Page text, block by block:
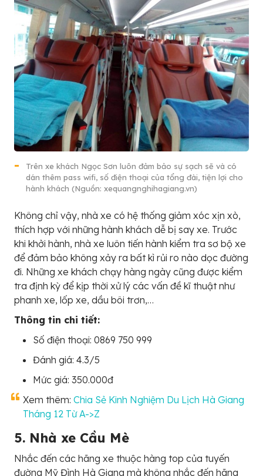
Trên xe khách Ngọc Sơn luôn đảm bảo sự sạch sẽ và có
dán thêm pass wifi, số điện thoại của tổng đài, tiện lợi cho
hành khách (Nguồn: xequangnghihagiang.vn)
Không chỉ vậy, nhà xe có hệ thống giảm xóc xịn xò,
thích hợp với những hành khách dễ bị say xe. Trước
khi khởi hành, nhà xe luôn tiến hành kiểm tra sơ bộ xe
để đảm bảo không xảy ra bất kì rủi ro nào dọc đường
đi. Những xe khách chạy hàng ngày cũng được kiểm
tra định kỳ để kịp thời xử lý các vấn đề kĩ thuật như
phanh xe, lốp xe, dầu bôi trơn,…
Thông tin chi tiết:
Số điện thoại: 0869 750 999
Đánh giá: 4.3/5
Mức giá: 350.000đ
Xem thêm: Chia Sẻ Kinh Nghiệm Du Lịch Hà Giang
Tháng 12 Từ A->Z
5. Nhà xe Cầu Mè
Nhắc đến các hãng xe thuộc hàng top của tuyến
đường Mỹ Đình Hà Giang mà không nhắc đến hãng